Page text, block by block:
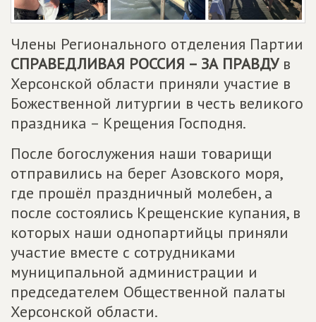
Члены Регионального отделения Партии
СПРАВЕДЛИВАЯ РОССИЯ – ЗА ПРАВДУв
Херсонской области приняли участие в
Божественной литургии в честь великого
праздника – Крещения Господня.
После богослужения наши товарищи
отправились на берег Азовского моря,
где прошёл праздничный молебен, а
после состоялись Крещенские купания, в
которых наши однопартийцы приняли
участие вместе с сотрудниками
муниципальной администрации и
председателем Общественной палаты
Херсонской области.